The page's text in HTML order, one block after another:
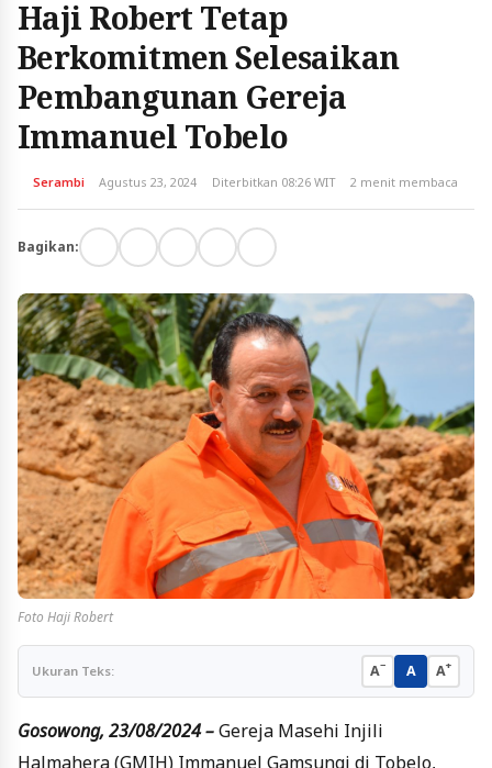
Haji Robert Tetap
Berkomitmen Selesaikan
Pembangunan Gereja
Immanuel Tobelo
Serambi Agustus 23, 2024 Diterbitkan 08:26 WIT 2 menit membaca
Bagikan:
Foto Haji Robert
Ukuran Teks: A− A A+
Gosowong, 23/08/2024 –Gereja Masehi Injili
Halmahera (GMIH) Immanuel Gamsungi di Tobelo,